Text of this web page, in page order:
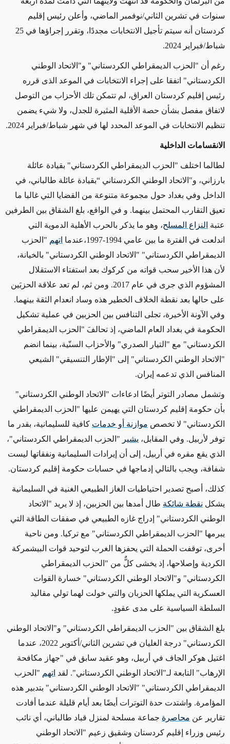
سنوات في تشرين الثاني/نوفمبر الماضي، وأعلن رئيس إقليم
كردستان أنه سيتم تأجيل الانتخابات مجددًا، وتقرر إجراؤها في 25
شباط/فبراير 2024.
رغم أن "الحزب الديمقراطي الكردستاني" و"الاتحاد الوطني
الكردستاني" اتفقا على إجراء الانتخابات في الموعد الذى قرره
رئيس إقليم كردستان العراق، لم تتمكن تلك الأحزاب من التوصل
لاتفاق مفصل بشأن حصة الأقلية المثيرة للجدل، ولا شيء يضمن
تنظيم الانتخابات في الموعد المحدد لها في شهر شباط/فبراير 2024.
الانقسامات الداخلية
لطالما اختلف "الحزب الديمقراطي الكردستاني" بقيادة عائلة
بارزاني، و"الاتحاد الوطني الكردستاني “بقيادة عائلة طالباني، في
الداخل وفي بغداد حول مجموعة متنوعة من القضايا التي غالبا ما
تعيق التقارب المحتمل بينهما. و في الواقع، بلغ الشقاق بين الطرفين
عتبة النزاع المسلح، وهو ما يذكر بالحرب الأهلية الدموية التي
اندلعت في الفترة ما بين عامي 1994-1997،عندما
اتهم "الحزب
الديمقراطي الكردستاني" "الاتحاد الوطني الكردستاني" بالخيانة،
لأن هذا الأخير سحب قواته من كركوك بعد استفتاء الاستقلال
المشؤوم الذي جرى في عام 2017. ومن ثم، لم تعد علاقة الحزبَين
على حالها بعد نقطة الخلاف الخطير هذه وساد انعدام الثقة بينهما.
وفي الآونة الأخيرة، تجلى التنافس بين الحزبين في عملية تشكيل
الحكومة في بغداد العام الماضي، إذ تحالفَ "الحزب الديمقراطي
الكردستاني" مع "التيار الصدري" والأحزاب السنّية، بينما انضم
"الاتحاد الوطني الكردستاني" إلى "الإطار التنسيقي" الشيعي
المنافس الذي تدعمه إيران.
وتشمل مصادر التوتر أيضًا ادعاءات "الاتحاد الوطني الكردستاني"
بأن حكومة إقليم كردستان التي يهيمن عليها "الحزب الديمقراطي
الكردستاني" لا تخصص موازنة أو خدمات كافية للسليمانية، بقدر ما
توفر لأربيل. وفي المقابل، يشير "الحزب الديمقراطي الكردستاني"،
الذي يقع مقره في أربيل، إلى أن إيرادات السليمانية ونفقاتها ليست
شفافة، ويجب بالتالي إدماجها في حسابات حكومة إقليم كردستان.
كذلك، أصبح تصدير احتياطيات الغاز الطبيعي الغنية في السليمانية
يشكل نقطة شائكة طال أمدها بين الحزبين، إذ لا يريد "الاتحاد
الوطني الكردستاني" إدراج غازه الطبيعي في صفقات الطاقة التي
يبرمها "الحزب الديمقراطي الكردستاني" مع تركيا. ومن ناحية
أخرى، توقفت الحملة التي يحفزها الغرب لتوحيد قوات البيشمركة
الكردية وإصلاحها، إذ يخشى كلٌّ من "الحزب الديمقراطي
الكردستاني" و"الاتحاد الوطني الكردستاني" خسارة القوات
العسكرية التي يملكها الحزبان والتي خولت لهما تولي مقاليد
السلطة السياسية على مدى عقودٍ.
بلغ الشقاق بين "الحزب الديمقراطي الكردستاني" و"الاتحاد الوطني
الكردستاني" درجة الغليان في تشرين الثاني/أكتوبر 2022، عندما
اغتيل هوكر الجاف في أربيل، وهو عقيد سابق في "جهاز مكافحة
الإرهاب" التابعة لـ"الاتحاد الوطني الكردستاني". لقد اتهم "الحزب
الديمقراطي الكردستاني" "الاتحاد الوطني الكردستاني" بتدبير هذه
المؤامرة. واشتدت حدة التوترات أيضًا بعد أيام قليلة عندما أفادت
تقارير عن محاصرة جماعة مسلحة لمنزل قباد طالباني، أي نائب
رئيس وزراء إقليم كردستان وشقيق زعيم "الاتحاد الوطني